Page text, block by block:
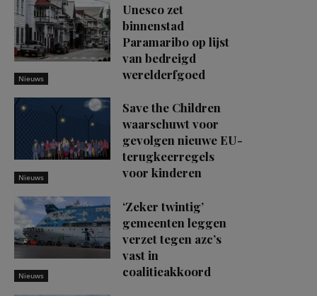
Nieuws
Unesco zet
binnenstad
Paramaribo op lijst
van bedreigd
werelderfgoed
Nieuws
Save the Children
waarschuwt voor
gevolgen nieuwe EU-
terugkeerregels
voor kinderen
Nieuws
‘Zeker twintig’
gemeenten leggen
verzet tegen azc’s
vast in
coalitieakkoord